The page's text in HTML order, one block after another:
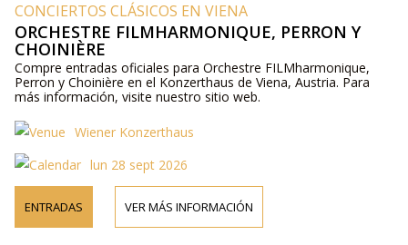
CONCIERTOS CLÁSICOS EN VIENA
ORCHESTRE FILMHARMONIQUE, PERRON Y
CHOINIÈRE
Compre entradas oficiales para Orchestre FILMharmonique,
Perron y Choinière en el Konzerthaus de Viena, Austria. Para
más información, visite nuestro sitio web.
Wiener Konzerthaus
lun 28 sept 2026
ENTRADAS VER MÁS INFORMACIÓN